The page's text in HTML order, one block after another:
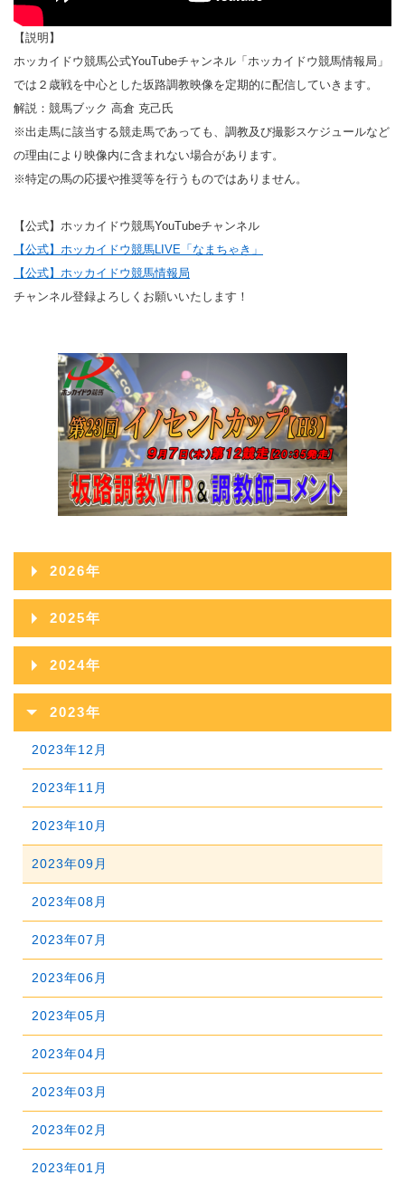
【説明】
ホッカイドウ競馬公式YouTubeチャンネル「ホッカイドウ競馬情報局」
では２歳戦を中心とした坂路調教映像を定期的に配信していきます。
解説：競馬ブック 高倉 克己氏
※出走馬に該当する競走馬であっても、調教及び撮影スケジュールなど
の理由により映像内に含まれない場合があります。
※特定の馬の応援や推奨等を行うものではありません。
【公式】ホッカイドウ競馬YouTubeチャンネル
【公式】ホッカイドウ競馬LIVE「なまちゃき」
【公式】ホッカイドウ競馬情報局
チャンネル登録よろしくお願いいたします！
2026年
2026年08月
2026年07月
2026年06月
2026年05月
2026年04月
2026年03月
2026年02月
2026年01月
2025年
2025年12月
2025年11月
2025年10月
2025年09月
2025年08月
2025年07月
2025年06月
2025年05月
2025年04月
2025年03月
2025年02月
2025年01月
2024年
2024年12月
2024年11月
2024年10月
2024年09月
2024年08月
2024年07月
2024年06月
2024年05月
2024年04月
2024年03月
2024年02月
2024年01月
2023年
2023年12月
2023年11月
2023年10月
2023年09月
2023年08月
2023年07月
2023年06月
2023年05月
2023年04月
2023年03月
2023年02月
2023年01月